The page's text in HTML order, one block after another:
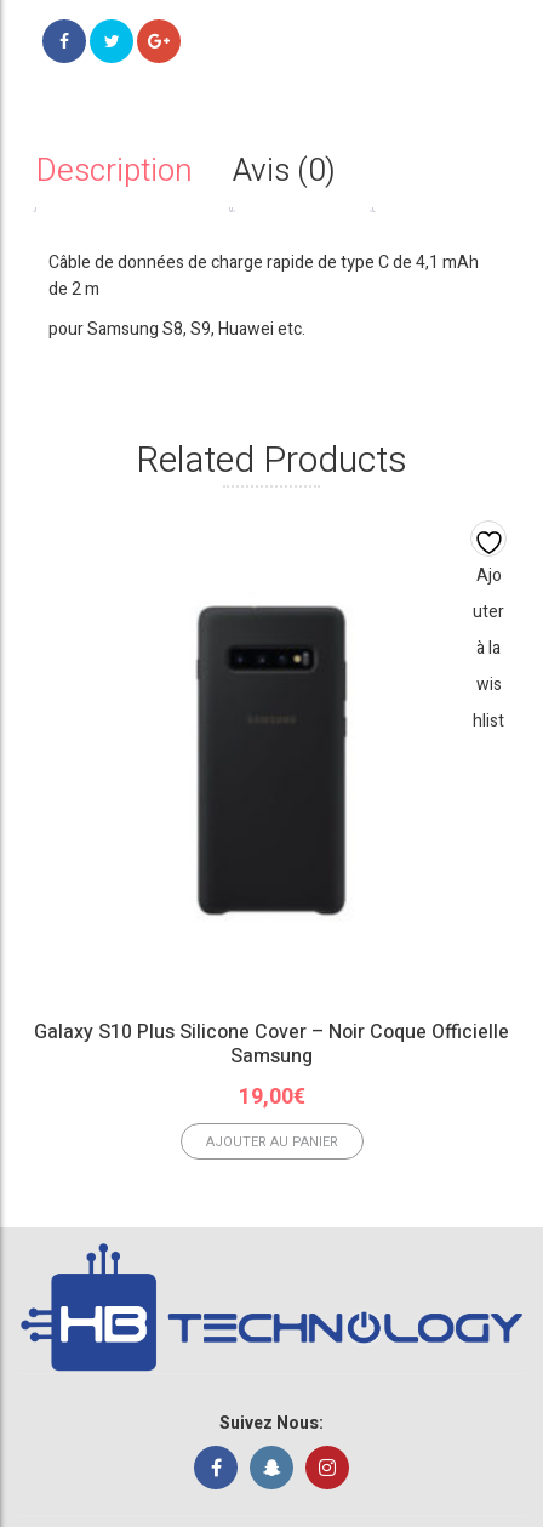
Description Avis (0)
Câble de données de charge rapide de type C de 4,1 mAh
de 2 m
pour Samsung S8, S9, Huawei etc.
Related Products
Ajo
uter
à la
wis
hlist
Galaxy S10 Plus Silicone Cover – Noir Coque Officielle
Samsung
19,00€
AJOUTER AU PANIER
Suivez Nous: